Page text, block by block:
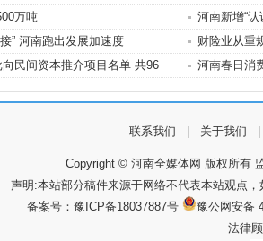
万吨
河南新增“认
” 河南跑出发展加速度
财险业从重
民间资本推介项目名单 共96
河南春日消
联系我们 关于我们
Copyright © 河南全媒体网 版权所有
声明:本站部分稿件来源于网络不代表本站观点
备案号： 豫ICP备18037887号
豫公网安备
法律